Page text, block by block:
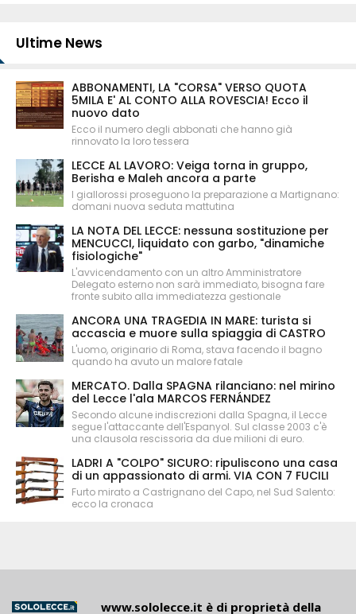
Ultime News
ABBONAMENTI, LA "CORSA" VERSO QUOTA
5MILA E' AL CONTO ALLA ROVESCIA! Ecco il
nuovo dato
Ecco il numero degli abbonati che hanno già
rinnovato la loro tessera
LECCE AL LAVORO: Veiga torna in gruppo,
Berisha e Maleh ancora a parte
I giallorossi proseguono la preparazione a Martignano:
domani nuova seduta mattutina
LA NOTA DEL LECCE: nessuna sostituzione per
MENCUCCI, liquidato con garbo, "dinamiche
fisiologiche"
L'avvicendamento con un altro Amministratore
Delegato esterno non sarà immediato, bisogna fare
fronte subito alla immediatezza gestionale
ANCORA UNA TRAGEDIA IN MARE: turista si
accascia e muore sulla spiaggia di CASTRO
L'uomo, originario di Roma, stava facendo il bagno
quando ha avuto un malore fatale
MERCATO. Dalla SPAGNA rilanciano: nel mirino
del Lecce l'ala MARCOS FERNÁNDEZ
Secondo alcune indiscrezioni dalla Spagna, il Lecce
segue l'attaccante dell'Espanyol. Sul classe 2003 c'è
una clausola rescissoria da due milioni di euro.
LADRI A "COLPO" SICURO: ripuliscono una casa
di un appassionato di armi. VIA CON 7 FUCILI
Furto mirato a Castrignano del Capo, nel Sud Salento:
ecco la cronaca
www.sololecce.it è di proprietà della